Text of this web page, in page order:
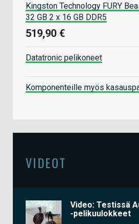
Kingston Technology FURY
32 GB 2 x 16 GB DDR5
519,90 €
Datatronic pelikoneet
Komponenteille myös
VIDEOT
Video: Testissä
-pelikuulokkeet